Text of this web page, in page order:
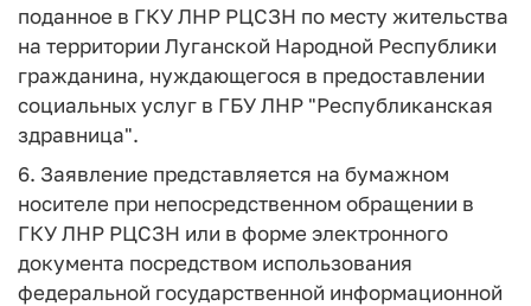
поданное в ГКУ ЛНР РЦСЗН по месту жительства
на территории Луганской Народной Республики
гражданина, нуждающегося в предоставлении
социальных услуг в ГБУ ЛНР "Республиканская
здравница".
6. Заявление представляется на бумажном
носителе при непосредственном обращении в
ГКУ ЛНР РЦСЗН или в форме электронного
документа посредством использования
федеральной государственной информационной